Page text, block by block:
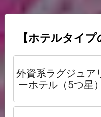
【ホテルタイプ
外資系ラグジュア
ーホテル（5つ星）